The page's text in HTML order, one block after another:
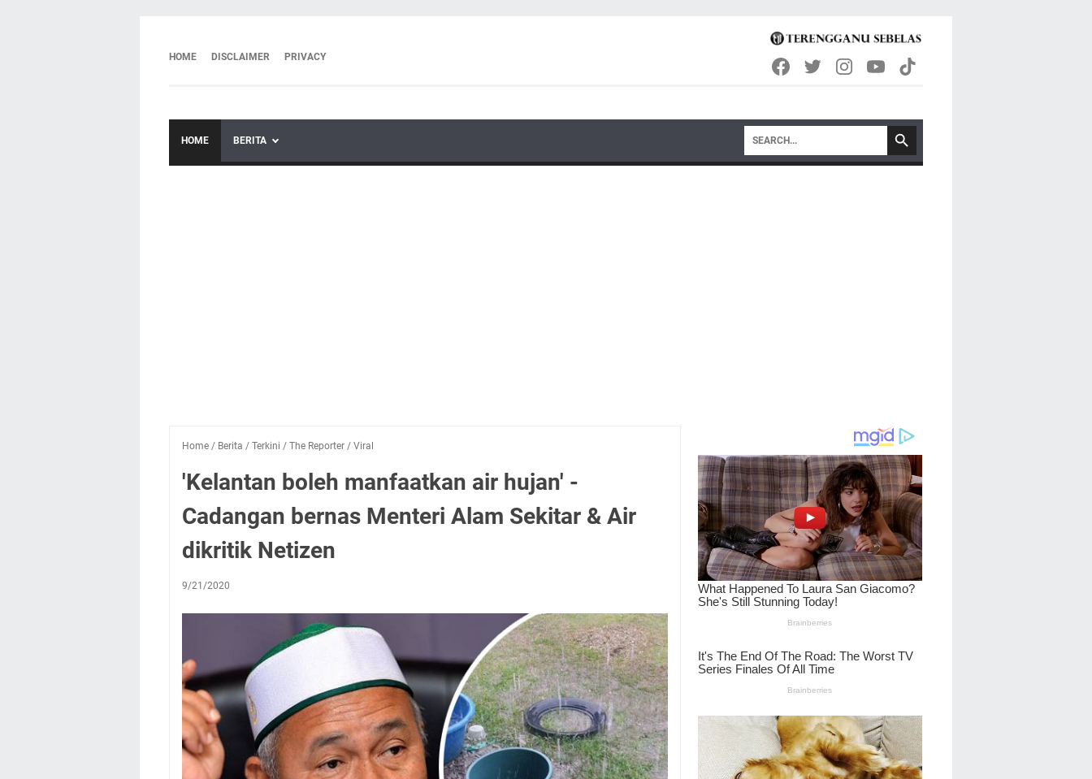
HOME DISCLAIMER PRIVACY
HOME BERITA
Home / Berita / Terkini / The Reporter / Viral
'Kelantan boleh manfaatkan air hujan' -
Cadangan bernas Menteri Alam Sekitar & Air
dikritik Netizen
9/21/2020